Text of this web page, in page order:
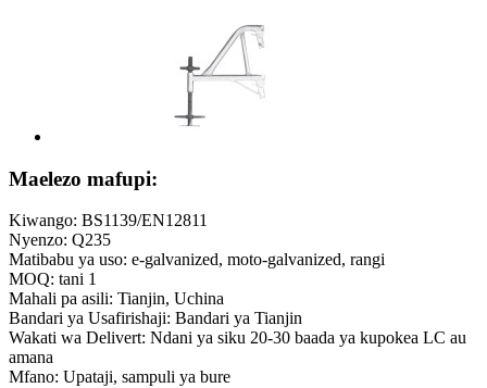
Maelezo mafupi:
Kiwango: BS1139/EN12811
Nyenzo: Q235
Matibabu ya uso: e-galvanized, moto-galvanized, rangi
MOQ: tani 1
Mahali pa asili: Tianjin, Uchina
Bandari ya Usafirishaji: Bandari ya Tianjin
Wakati wa Delivert: Ndani ya siku 20-30 baada ya kupokea LC au
amana
Mfano: Upataji, sampuli ya bure